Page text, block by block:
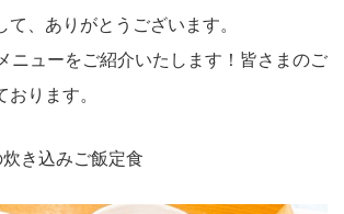
て、ありがとうございます。
ニューをご紹介いたします！皆さまのご
ります。
き込みご飯定食